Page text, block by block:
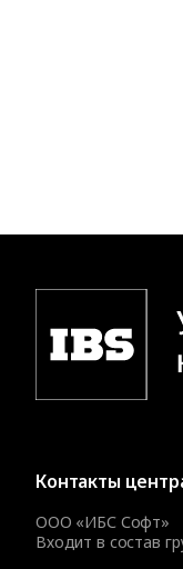
Контакты
ООО «ИБС Софт»
Входит в состав